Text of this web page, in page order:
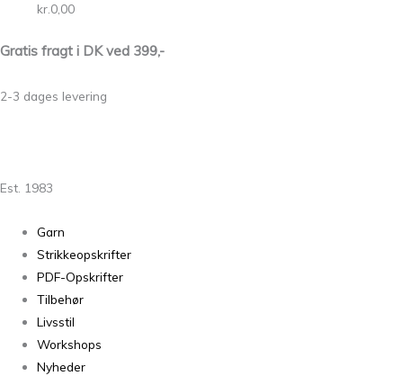
kr. 0,00
Gratis fragt i DK ved 399,-
2-3 dages levering
Est. 1983
Garn
Strikkeopskrifter
PDF-Opskrifter
Tilbehør
Livsstil
Workshops
Nyheder